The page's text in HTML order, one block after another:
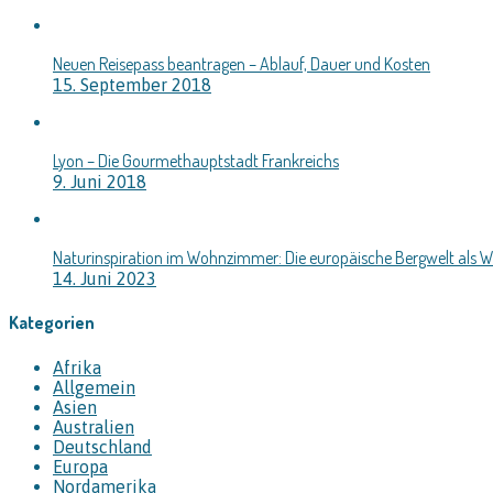
Neuen Reisepass beantragen – Ablauf, Dauer und Kosten
15. September 2018
Lyon – Die Gourmethauptstadt Frankreichs
9. Juni 2018
Naturinspiration im Wohnzimmer: Die europäische Bergwelt als
14. Juni 2023
Kategorien
Afrika
Allgemein
Asien
Australien
Deutschland
Europa
Nordamerika